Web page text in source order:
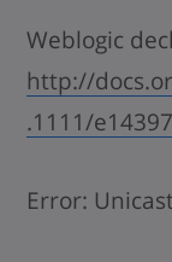
Weblogic
http://
.1111/
Error: